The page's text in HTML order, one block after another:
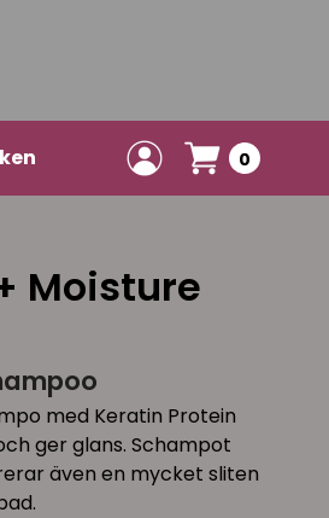
0
Moisture
med Keratin Protein
ger glans. Schampot
även en mycket sliten